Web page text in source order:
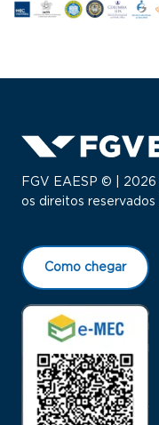
FGV EAESP © | 2026
os direitos reservados
Como chegar